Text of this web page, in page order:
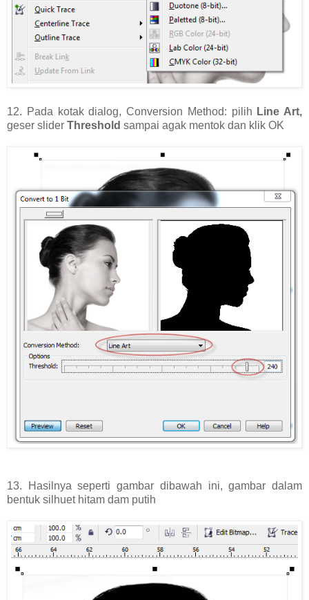
12. Pada kotak dialog, Conversion Method: pilih Line Art,
geser slider Threshold sampai agak mentok dan klik OK
13. Hasilnya seperti gambar dibawah ini, gambar dalam
bentuk silhuet hitam dam putih